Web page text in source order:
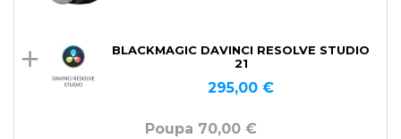
BLACKMAGIC DAVINCI RESOLVE STUDIO
21
295,00 €
Poupa 70,00 €